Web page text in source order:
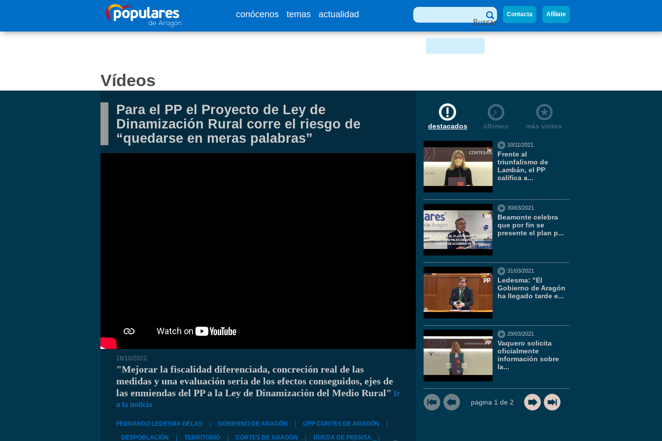
Pasar al contenido principal
conócenos temas actualidad
Buscar
Contacta Afíliate
Vídeos
Para el PP el Proyecto de Ley de
Dinamización Rural corre el riesgo de
“quedarse en meras palabras”
18/10/2022
"Mejorar la fiscalidad diferenciada, concreción real de las
medidas y una evaluación seria de los efectos conseguidos, ejes de
las enmiendas del PP a la Ley de Dinamización del Medio Rural" Ir
a la noticia
FERNANDO LEDESMA GELAS GOBIERNO DE ARAGÓN GPP CORTES DE ARAGÓN
DESPOBLACIÓN
TERRITORIO CORTES DE ARAGÓN RUEDA DE PRENSA
destacados últimos más vistos
10/11/2021
Frente al
triunfalismo de
Lambán, el PP
califica a...
30/03/2021
Beamonte celebra
que por fin se
presente el plan p...
31/03/2021
Ledesma: "El
Gobierno de Aragón
ha llegado tarde e...
29/03/2021
Vaquero solicita
oficialmente
información sobre
la...
página 1 de 2